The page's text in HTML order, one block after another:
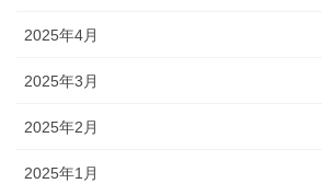
2025年4月
2025年3月
2025年2月
2025年1月